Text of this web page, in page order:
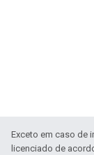
Exceto em caso de
licenciado de